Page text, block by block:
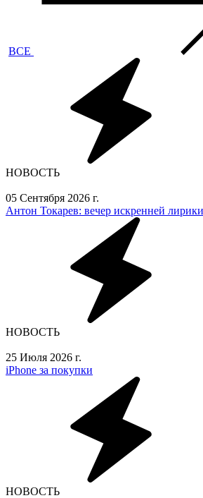
ВСЕ
НОВОСТЬ
05 Сентября 2026 г.
Антон Токарев: вечер искренней
НОВОСТЬ
25 Июля 2026 г.
iPhone за покупки
НОВОСТЬ